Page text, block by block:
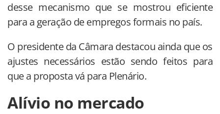
desse mecanismo que se mostrou eficiente
para a geração de empregos formais no país.
O presidente da Câmara destacou ainda que os
ajustes necessários estão sendo feitos para
que a proposta vá para Plenário.
Alívio no mercado